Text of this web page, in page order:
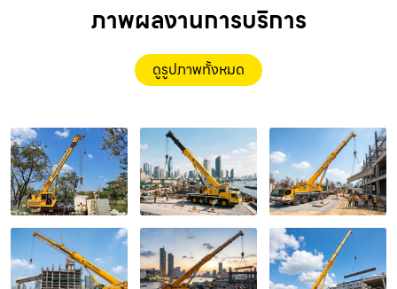
ภาพผลงานการบริการ
ดูรูปภาพทั้งหมด